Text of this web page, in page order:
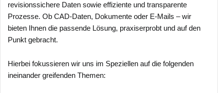
revisionssichere Daten sowie effiziente und transparente
Prozesse. Ob CAD-Daten, Dokumente oder E-Mails – wir
bieten Ihnen die passende Lösung, praxiserprobt und auf den
Punkt gebracht.
Hierbei fokussieren wir uns im Speziellen auf die folgenden
ineinander greifenden Themen: